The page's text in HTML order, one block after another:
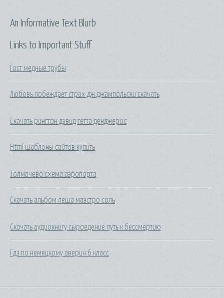
Links to Important Stuff
Гост медные трубы
Любовь побеждает страх дж джампольски скачать
Скачать рингтон дэвид гетта денджерос
Html шаблоны сайтов купить
Толмачево схема аэропорта
Скачать альбом леша маэстро соль
Скачать аудиокнигу сыроедение путь к бессмертию
Гдз по немецкому аверин 6 класс
An Informative Text Blurb